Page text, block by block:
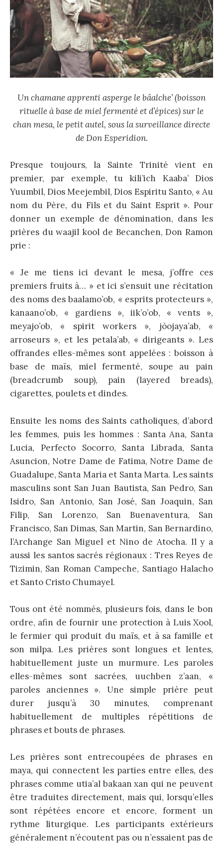
Un chamane apprenti asperge le bâalche’ (boisson
rituelle à base de miel fermenté et d’épices) sur le
chan mesa, le petit autel, sous la surveillance directe
de Don Esperidion.
Presque toujours, la Sainte Trinité vient en
premier, par exemple, tu kili’ich Kaaba’ Dios
Yuumbil, Dios Meejembil, Dios Espiritu Santo, « Au
nom du Père, du Fils et du Saint Esprit ». Pour
donner un exemple de dénomination, dans les
prières du waajil kool de Becanchen, Don Ramon
prie :
« Je me tiens ici devant le mesa, j’offre ces
premiers fruits à… » et ici s’ensuit une récitation
des noms des baalamo’ob, « esprits protecteurs »,
kanaano’ob, « gardiens », iik’o’ob, « vents »,
meyajo’ob, « spirit workers », jòojaya’ab, «
arroseurs », et les petala’ab, « dirigeants ». Les
offrandes elles-mêmes sont appelées : boisson à
base de maïs, miel fermenté, soupe au pain
(breadcrumb soup), pain (layered breads),
cigarettes, poulets et dindes.
Ensuite les noms des Saints catholiques, d’abord
les femmes, puis les hommes : Santa Ana, Santa
Lucia, Perfecto Socorro, Santa Librada, Santa
Asuncion, Notre Dame de Fatima, Notre Dame de
Guadalupe, Santa Maria et Santa Marta. Les saints
masculins sont San Juan Bautista, San Pedro, San
Isidro, San Antonio, San José, San Joaquin, San
Filip, San Lorenzo, San Buenaventura, San
Francisco, San Dimas, San Martin, San Bernardino,
l’Archange San Miguel et Nino de Atocha. Il y a
aussi les santos sacrés régionaux : Tres Reyes de
Tizimin, San Roman Campeche, Santiago Halacho
et Santo Cristo Chumayel.
Tous ont été nommés, plusieurs fois, dans le bon
ordre, afin de fournir une protection à Luis Xool,
le fermier qui produit du maïs, et à sa famille et
son milpa. Les prières sont longues et lentes,
habituellement juste un murmure. Les paroles
elles-mêmes sont sacrées, uuchben z’aan, «
paroles anciennes ». Une simple prière peut
durer jusqu’à 30 minutes, comprenant
habituellement de multiples répétitions de
phrases et bouts de phrases.
Les prières sont entrecoupées de phrases en
maya, qui connectent les parties entre elles, des
phrases comme utia’al bakaan xan qui ne peuvent
être traduites directement, mais qui, lorsqu’elles
sont répétées encore et encore, forment un
rythme liturgique. Les participants extérieurs
généralement n’écoutent pas ou n’essaient pas de